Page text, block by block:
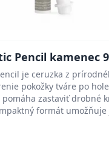
Pencil kamenec
je ceruzka z
pokožky tváre po
zastaviť drobné
formát